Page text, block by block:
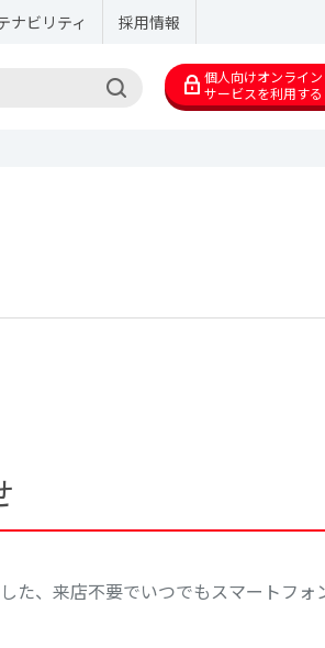
ナビリティ 採用情報
個人向けオンライン
サービスを利用する
た、来店不要でいつでもスマートフォ